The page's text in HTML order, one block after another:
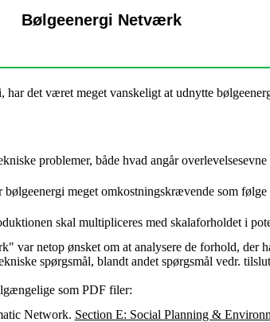
Bølgeenergi Netværk
det været meget vanskeligt at udnytte
problemer, både hvad angår
meget omkostningskrævende som
skal multipliceres med skalaforholdet i
var netop ønsket om at analysere de forhold, der
spørgsmål, blandt andet spørgsmål vedr.
som PDF filer:
Network. Section E: Social Planning &